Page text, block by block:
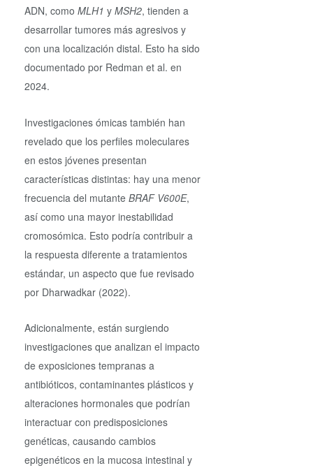
ADN, como MLH1 y MSH2, tienden a
desarrollar tumores más agresivos y
con una localización distal. Esto ha sido
documentado por Redman et al. en
2024.
Investigaciones ómicas también han
revelado que los perfiles moleculares
en estos jóvenes presentan
características distintas: hay una menor
frecuencia del mutante BRAF V600E,
así como una mayor inestabilidad
cromosómica. Esto podría contribuir a
la respuesta diferente a tratamientos
estándar, un aspecto que fue revisado
por Dharwadkar (2022).
Adicionalmente, están surgiendo
investigaciones que analizan el impacto
de exposiciones tempranas a
antibióticos, contaminantes plásticos y
alteraciones hormonales que podrían
interactuar con predisposiciones
genéticas, causando cambios
epigenéticos en la mucosa intestinal y